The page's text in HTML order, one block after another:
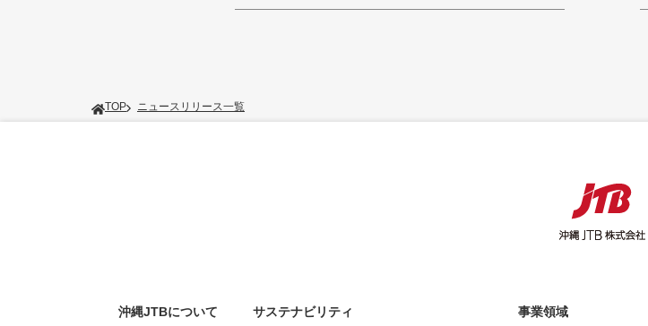
TOP ニュースリリース一覧
沖縄JTBについて サステナビリティ 事業領域